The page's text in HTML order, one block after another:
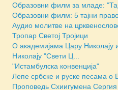
Образовни филм за младе:
Образовни филм: 5 тајни
Аудио молитве на
Тропар Светој Тројици
О академијама Цару Николају
Николају "Свети Ц...
"Истамбулска конвенција"
Лепе србске и руске песама о
Проповедь Схиигумена